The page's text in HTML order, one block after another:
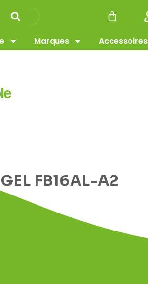
Marques Accessoires
FB16AL-A2